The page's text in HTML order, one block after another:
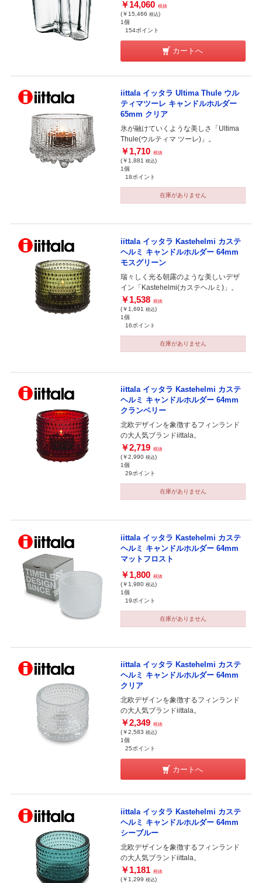
￥14,060 税抜
(￥15,466 税込)
1個
154ポイント
カートへ
iittala イッタラ Ultima Thule ウル
ティマツーレ キャンドルホルダー
65mm クリア
氷が融けていくような美しさ「Ultima
Thule(ウルティマ ツーレ)」。
￥1,710 税抜
(￥1,881 税込)
1個
18ポイント
在庫がありません
iittala イッタラ Kastehelmi カステ
ヘルミ キャンドルホルダー 64mm
モスグリーン
瑞々しく光る朝露のような美しいデザ
イン「Kastehelmi(カステヘルミ)」。
￥1,538 税抜
(￥1,691 税込)
1個
16ポイント
在庫がありません
iittala イッタラ Kastehelmi カステ
ヘルミ キャンドルホルダー 64mm
クランベリー
北欧デザインを象徴するフィンランド
の大人気ブランドiittala。
￥2,719 税抜
(￥2,990 税込)
1個
29ポイント
在庫がありません
iittala イッタラ Kastehelmi カステ
ヘルミ キャンドルホルダー 64mm
マットフロスト
￥1,800 税抜
(￥1,980 税込)
1個
19ポイント
在庫がありません
iittala イッタラ Kastehelmi カステ
ヘルミ キャンドルホルダー 64mm
クリア
北欧デザインを象徴するフィンランド
の大人気ブランドiittala。
￥2,349 税抜
(￥2,583 税込)
1個
25ポイント
カートへ
iittala イッタラ Kastehelmi カステ
ヘルミ キャンドルホルダー 64mm
シーブルー
北欧デザインを象徴するフィンランド
の大人気ブランドiittala。
￥1,181 税抜
(￥1,299 税込)